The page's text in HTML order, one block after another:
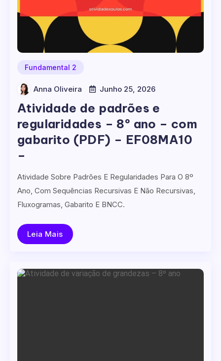
Fundamental 2
Anna Oliveira Junho 25, 2026
Atividade de padrões e
regularidades – 8º ano – com
gabarito (PDF) – EF08MA10
–
Atividade Sobre Padrões E Regularidades Para O 8º
Ano, Com Sequências Recursivas E Não Recursivas,
Fluxogramas, Gabarito E BNCC.
Leia Mais